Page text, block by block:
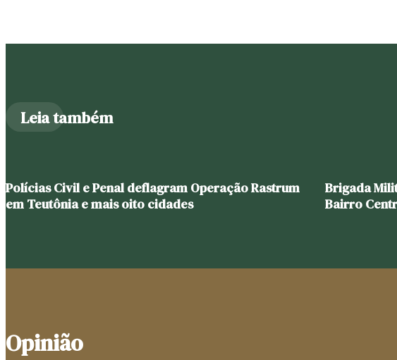
Leia também
Polícias Civil e Penal deflagram Operação Rastrum
em Teutônia e mais oito cidades
Brigada
Bairro
Opinião